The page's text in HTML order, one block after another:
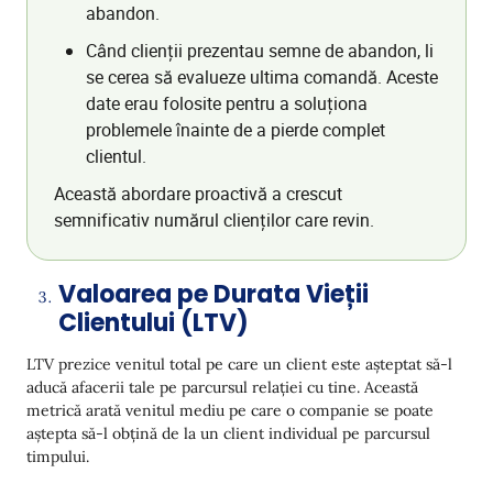
abandon.
Când clienții prezentau semne de abandon, li
se cerea să evalueze ultima comandă. Aceste
date erau folosite pentru a soluționa
problemele înainte de a pierde complet
clientul.
Această abordare proactivă a crescut
semnificativ numărul clienților care revin.
Valoarea pe Durata Vieții
Clientului (LTV)
LTV prezice venitul total pe care un client este așteptat să-l
aducă afacerii tale pe parcursul relației cu tine. Această
metrică arată venitul mediu pe care o companie se poate
aștepta să-l obțină de la un client individual pe parcursul
timpului.